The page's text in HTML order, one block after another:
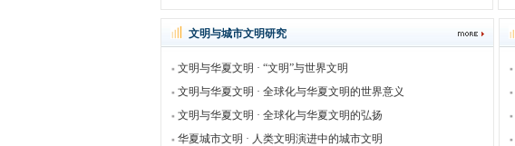
文明与城市文明研究
文明与华夏文明 · “文明”与世界文明
文明与华夏文明 · 全球化与华夏文明的世界意义
文明与华夏文明 · 全球化与华夏文明的弘扬
华夏城市文明 · 人类文明演进中的城市文明